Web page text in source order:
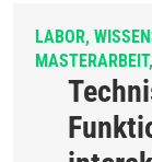
LABOR
MASTERARBEIT